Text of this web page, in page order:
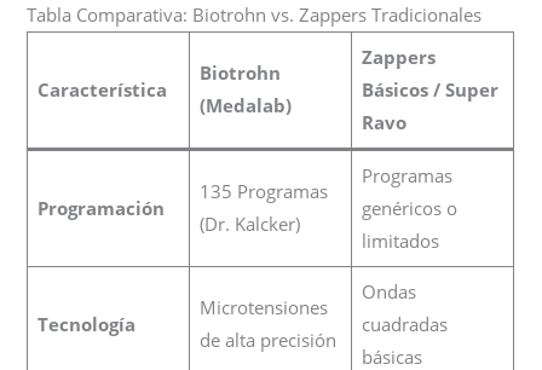
Tabla Comparativa: Biotrohn vs. Zappers Tradicionales
Característica
Biotrohn
(Medalab)
Zappers
Básicos / Super
Ravo
Programación
135 Programas
(Dr. Kalcker)
Programas
genéricos o
limitados
Tecnología
Microtensiones
de alta precisión
Ondas
cuadradas
básicas